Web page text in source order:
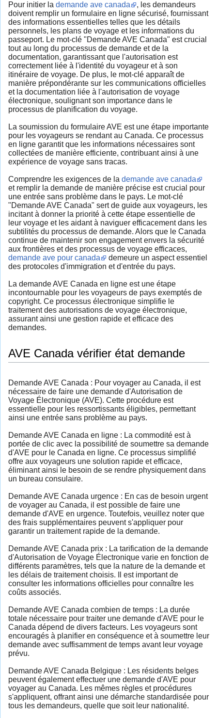
Pour initier la demande ave canada
, les demandeurs
doivent remplir un formulaire en ligne sécurisé, fournissant
des informations essentielles telles que les détails
personnels, les plans de voyage et les informations du
passeport. Le mot-clé "Demande AVE Canada" est crucial
tout au long du processus de demande et de la
documentation, garantissant que l'autorisation est
correctement liée à l'identité du voyageur et à son
itinéraire de voyage. De plus, le mot-clé apparaît de
manière prépondérante sur les communications officielles
et la documentation liée à l'autorisation de voyage
électronique, soulignant son importance dans le
processus de planification du voyage.
La soumission du formulaire AVE est une étape importante
pour les voyageurs se rendant au Canada. Ce processus
en ligne garantit que les informations nécessaires sont
collectées de manière efficiente, contribuant ainsi à une
expérience de voyage sans tracas.
Comprendre les exigences de la demande ave canada
et remplir la demande de manière précise est crucial pour
une entrée sans problème dans le pays. Le mot-clé
"Demande AVE Canada" sert de guide aux voyageurs, les
incitant à donner la priorité à cette étape essentielle de
leur voyage et les aidant à naviguer efficacement dans les
subtilités du processus de demande. Alors que le Canada
continue de maintenir son engagement envers la sécurité
aux frontières et des processus de voyage efficaces,
demande ave pour canada
demeure un aspect essentiel
des protocoles d'immigration et d'entrée du pays.
La demande AVE Canada en ligne est une étape
incontournable pour les voyageurs de pays exemptés de
copyright. Ce processus électronique simplifie le
traitement des autorisations de voyage électronique,
assurant ainsi une gestion rapide et efficace des
demandes.
AVE Canada vérifier état demande
Demande AVE Canada : Pour voyager au Canada, il est
nécessaire de faire une demande d'Autorisation de
Voyage Électronique (AVE). Cette procédure est
essentielle pour les ressortissants éligibles, permettant
ainsi une entrée sans problème au pays.
Demande AVE Canada en ligne : La commodité est à
portée de clic avec la possibilité de soumettre sa demande
d'AVE pour le Canada en ligne. Ce processus simplifié
offre aux voyageurs une solution rapide et efficace,
éliminant ainsi le besoin de se rendre physiquement dans
un bureau consulaire.
Demande AVE Canada urgence : En cas de besoin urgent
de voyager au Canada, il est possible de faire une
demande d'AVE en urgence. Toutefois, veuillez noter que
des frais supplémentaires peuvent s'appliquer pour
garantir un traitement rapide de la demande.
Demande AVE Canada prix : La tarification de la demande
d'Autorisation de Voyage Électronique varie en fonction de
différents paramètres, tels que la nature de la demande et
les délais de traitement choisis. Il est important de
consulter les informations officielles pour connaître les
coûts associés.
Demande AVE Canada combien de temps : La durée
totale nécessaire pour traiter une demande d'AVE pour le
Canada dépend de divers facteurs. Les voyageurs sont
encouragés à planifier en conséquence et à soumettre leur
demande avec suffisamment de temps avant leur voyage
prévu.
Demande AVE Canada Belgique : Les résidents belges
peuvent également effectuer une demande d'AVE pour
voyager au Canada. Les mêmes règles et procédures
s'appliquent, offrant ainsi une démarche standardisée pour
tous les demandeurs, quelle que soit leur nationalité.